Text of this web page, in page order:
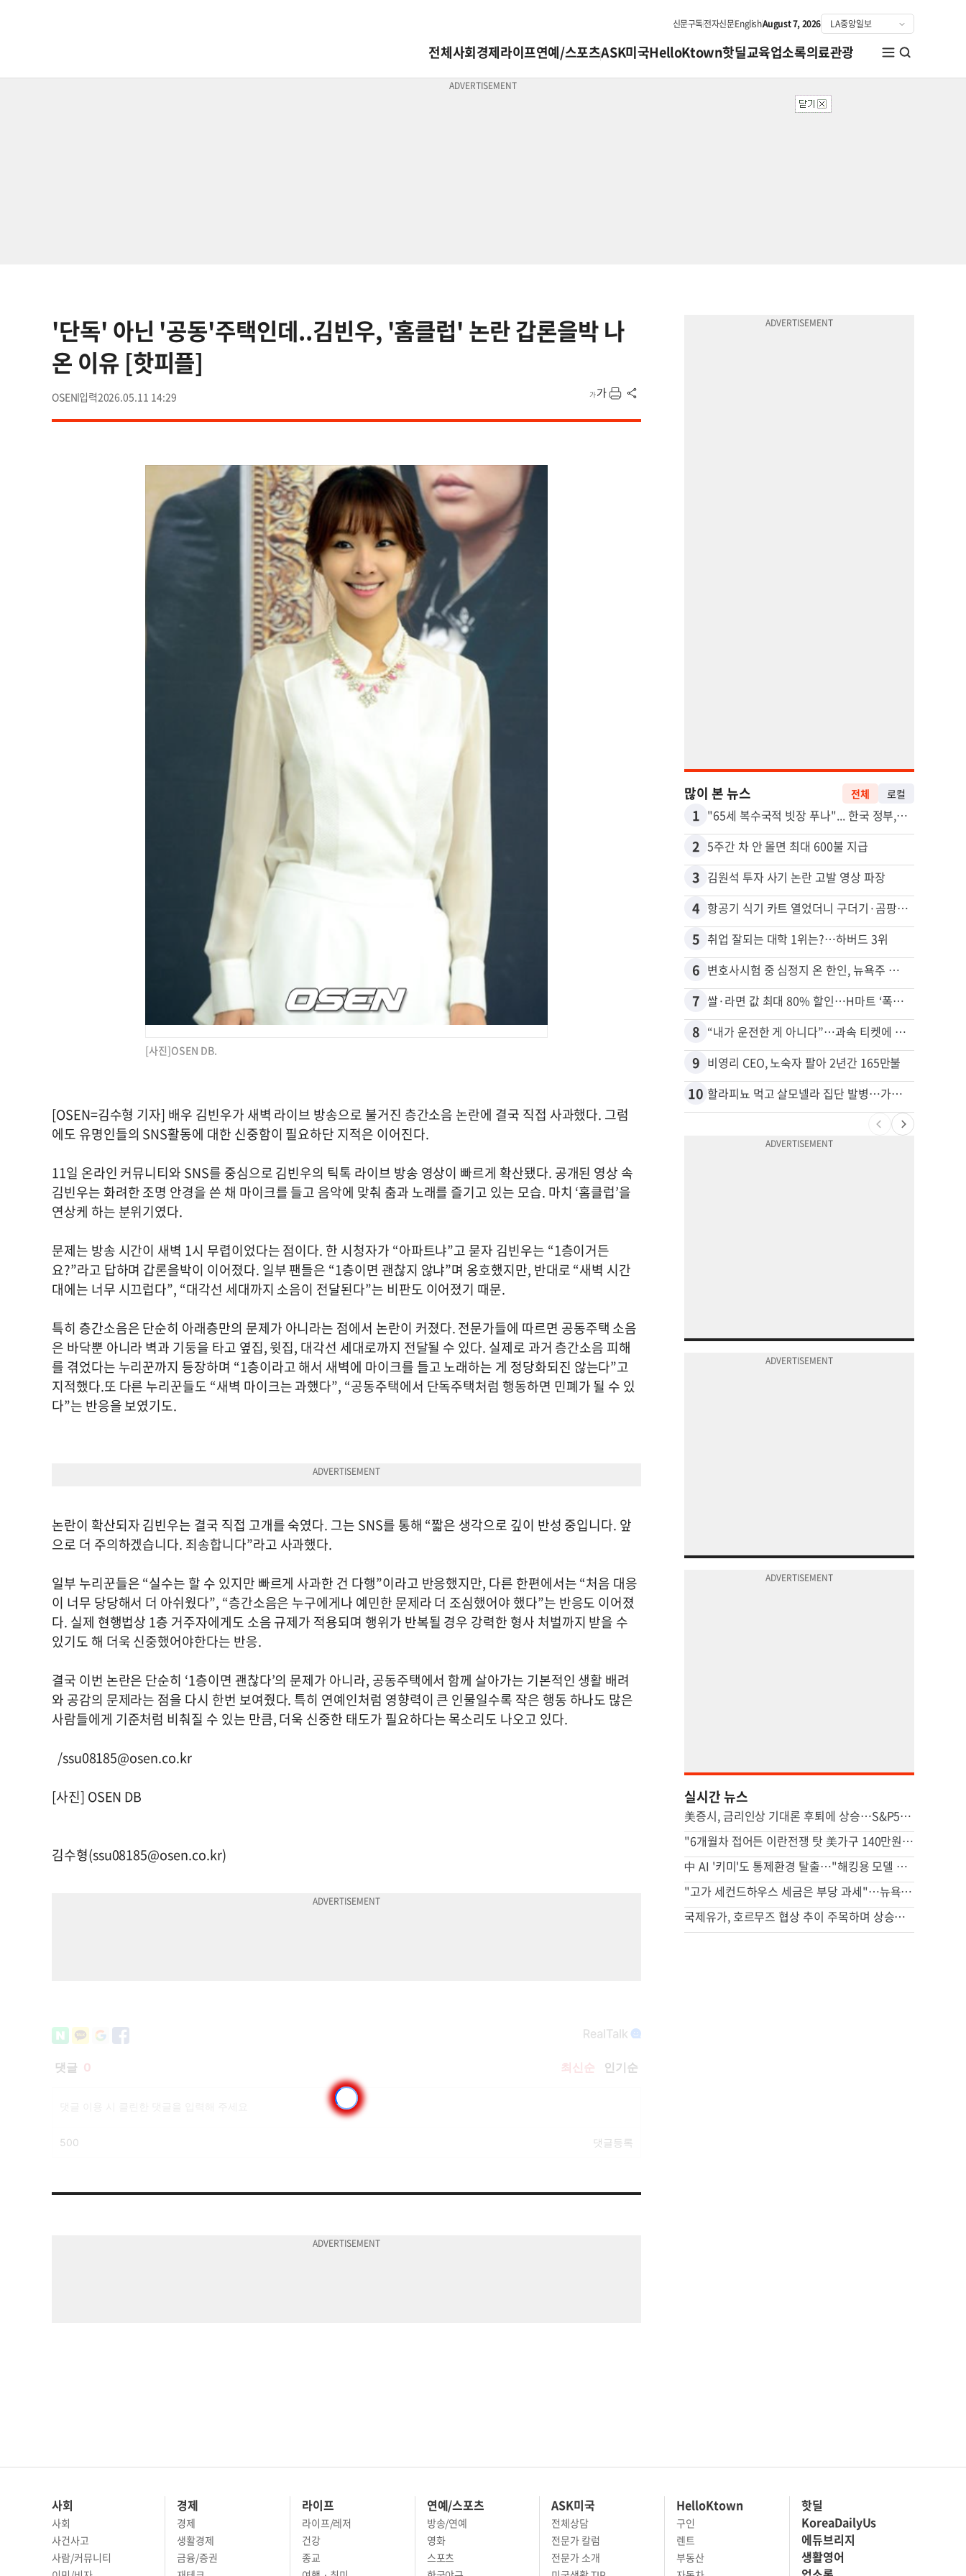
신문구독전자신문EnglishAugust 7, 2026
전체사회경제라이프연예/스포츠ASK미국HelloKtown핫딜교육업소록의료관광
'단독' 아닌 '공동'주택인데..김빈우, '홈클럽' 논란 갑론을박 나
온 이유 [핫피플]
OSEN 2026.05.11 14:29
[사진]OSEN DB.
[OSEN=김수형 기자] 배우 김빈우가 새벽 라이브 방송으로 불거진 층간소음 논란에 결국 직접 사과했다. 그럼
에도 유명인들의 SNS활동에 대한 신중함이 필요하단 지적은 이어진다.
11일 온라인 커뮤니티와 SNS를 중심으로 김빈우의 틱톡 라이브 방송 영상이 빠르게 확산됐다. 공개된 영상 속
김빈우는 화려한 조명 안경을 쓴 채 마이크를 들고 음악에 맞춰 춤과 노래를 즐기고 있는 모습. 마치 ‘홈클럽’을
연상케 하는 분위기였다.
문제는 방송 시간이 새벽 1시 무렵이었다는 점이다. 한 시청자가 “아파트냐”고 묻자 김빈우는 “1층이거든
요?”라고 답하며 갑론을박이 이어졌다. 일부 팬들은 “1층이면 괜찮지 않냐”며 옹호했지만, 반대로 “새벽 시간
대에는 너무 시끄럽다”, “대각선 세대까지 소음이 전달된다”는 비판도 이어졌기 때문.
특히 층간소음은 단순히 아래층만의 문제가 아니라는 점에서 논란이 커졌다. 전문가들에 따르면 공동주택 소음
은 바닥뿐 아니라 벽과 기둥을 타고 옆집, 윗집, 대각선 세대로까지 전달될 수 있다. 실제로 과거 층간소음 피해
를 겪었다는 누리꾼까지 등장하며 “1층이라고 해서 새벽에 마이크를 들고 노래하는 게 정당화되진 않는다”고
지적했다.또 다른 누리꾼들도 “새벽 마이크는 과했다”, “공동주택에서 단독주택처럼 행동하면 민폐가 될 수 있
다”는 반응을 보였기도.
논란이 확산되자 김빈우는 결국 직접 고개를 숙였다. 그는 SNS를 통해 “짧은 생각으로 깊이 반성 중입니다. 앞
으로 더 주의하겠습니다. 죄송합니다”라고 사과했다.
일부 누리꾼들은 “실수는 할 수 있지만 빠르게 사과한 건 다행”이라고 반응했지만, 다른 한편에서는 “처음 대응
이 너무 당당해서 더 아쉬웠다”, “층간소음은 누구에게나 예민한 문제라 더 조심했어야 했다”는 반응도 이어졌
다. 실제 현행법상 1층 거주자에게도 소음 규제가 적용되며 행위가 반복될 경우 강력한 형사 처벌까지 받을 수
있기도 해 더욱 신중했어야한다는 반응.
결국 이번 논란은 단순히 ‘1층이면 괜찮다’의 문제가 아니라, 공동주택에서 함께 살아가는 기본적인 생활 배려
와 공감의 문제라는 점을 다시 한번 보여줬다. 특히 연예인처럼 영향력이 큰 인물일수록 작은 행동 하나도 많은
사람들에게 기준처럼 비춰질 수 있는 만큼, 더욱 신중한 태도가 필요하다는 목소리도 나오고 있다.
/ssu08185@osen.co.kr
[사진] OSEN DB
김수형(ssu08185@osen.co.kr)
많이 본 뉴스 전체 로컬
1 "65세 복수국적 빗장 푸나"... 한국 정부, 연령 완화 전면 추진
2 5주간 차 안 몰면 최대 600불 지급
3 김원석 투자 사기 논란 고발 영상 파장
4 항공기 식기 카트 열었더니 구더기·곰팡이…LAX 기내식 업체 논란
5 취업 잘되는 대학 1위는?…하버드 3위
6 변호사시험 중 심정지 온 한인, 뉴욕주 제소
7 쌀·라면 값 최대 80% 할인…H마트 ‘폭탄 세일’
8 “내가 운전한 게 아니다”…과속 티켓에 오토파일럿 탓한 운전자
9 비영리 CEO, 노숙자 팔아 2년간 165만불
10 할라피뇨 먹고 살모넬라 집단 발병…가주 등 27개 주 확산
실시간 뉴스
美증시, 금리인상 기대론 후퇴에 상승…S&P500 사상최고치 마감
"6개월차 접어든 이란전쟁 탓 美가구 140만원 추가 부담"
中 AI '키미'도 통제환경 탈출…"해킹용 모델 될수도" 우려
"고가 세컨드하우스 세금은 부당 과세"…뉴욕시 상대 소송
국제유가, 호르무즈 협상 추이 주목하며 상승…브렌트 1%↑
사회
사회
경제
경제
라이프
라이프/레저
연예/스포츠
방송/연예
ASK미국
전체상담
HelloKtown
구인
핫딜
KoreaDailyUs